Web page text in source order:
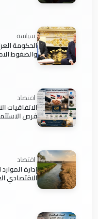
سياسة
الحكومة
والضغوط
اقتصاد
الاتفاقيات
فرص
اقتصاد
إدارة
الاقتصادي